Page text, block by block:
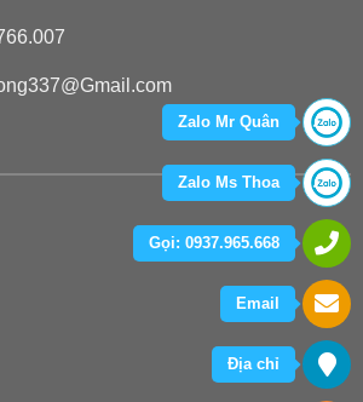
Zalo Mr Quân
Zalo Ms Thoa
Gọi: 0937.965.668
Email
Địa chỉ